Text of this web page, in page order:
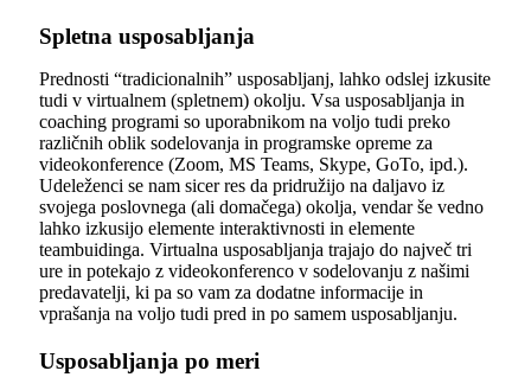
Spletna usposabljanja
Prednosti “tradicionalnih” usposabljanj, lahko odslej izkusite
tudi v virtualnem (spletnem) okolju. Vsa usposabljanja in
coaching programi so uporabnikom na voljo tudi preko
različnih oblik sodelovanja in programske opreme za
videokonference (Zoom, MS Teams, Skype, GoTo, ipd.).
Udeleženci se nam sicer res da pridružijo na daljavo iz
svojega poslovnega (ali domačega) okolja, vendar še vedno
lahko izkusijo elemente interaktivnosti in elemente
teambuidinga. Virtualna usposabljanja trajajo do največ tri
ure in potekajo z videokonferenco v sodelovanju z našimi
predavatelji, ki pa so vam za dodatne informacije in
vprašanja na voljo tudi pred in po samem usposabljanju.
Usposabljanja po meri